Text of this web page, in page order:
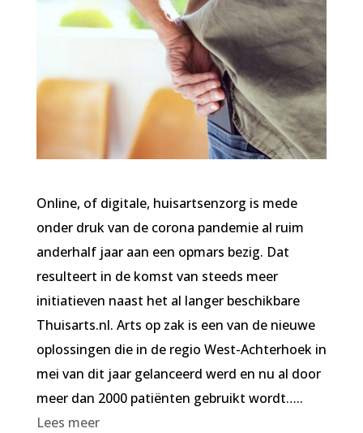
Online, of digitale, huisartsenzorg is mede
onder druk van de corona pandemie al ruim
anderhalf jaar aan een opmars bezig. Dat
resulteert in de komst van steeds meer
initiatieven naast het al langer beschikbare
Thuisarts.nl. Arts op zak is een van de nieuwe
oplossingen die in de regio West-Achterhoek in
mei van dit jaar gelanceerd werd en nu al door
meer dan 2000 patiënten gebruikt wordt…..
Lees meer